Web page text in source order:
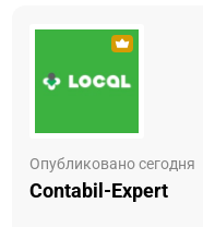
Опубликовано сегодня
Contabil-Expert